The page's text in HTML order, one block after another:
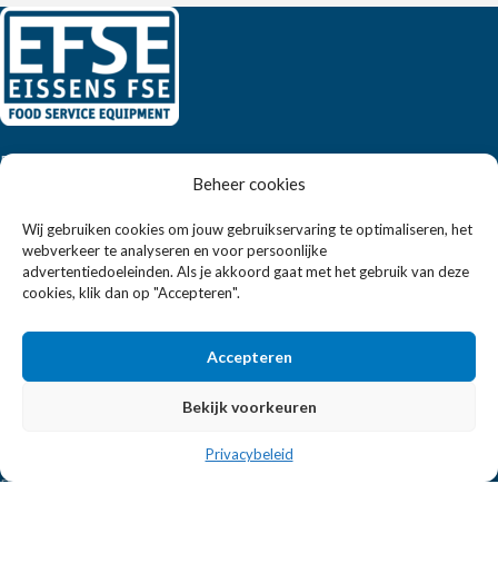
Beheer cookies
Wij gebruiken cookies om jouw gebruikservaring te optimaliseren, het
webverkeer te analyseren en voor persoonlijke
advertentiedoeleinden. Als je akkoord gaat met het gebruik van deze
cookies, klik dan op "Accepteren".
Accepteren
Bekijk voorkeuren
Privacybeleid
Eissens FSE is een horeca totaalleverancier. U vindt bij ons niet
alleen inspiratie maar ook een breed assortiment horeca
Wandelweg 198, 1521 AM Wormerveer
E-mail:
KLANTENSERVICE
Betaalmethoden